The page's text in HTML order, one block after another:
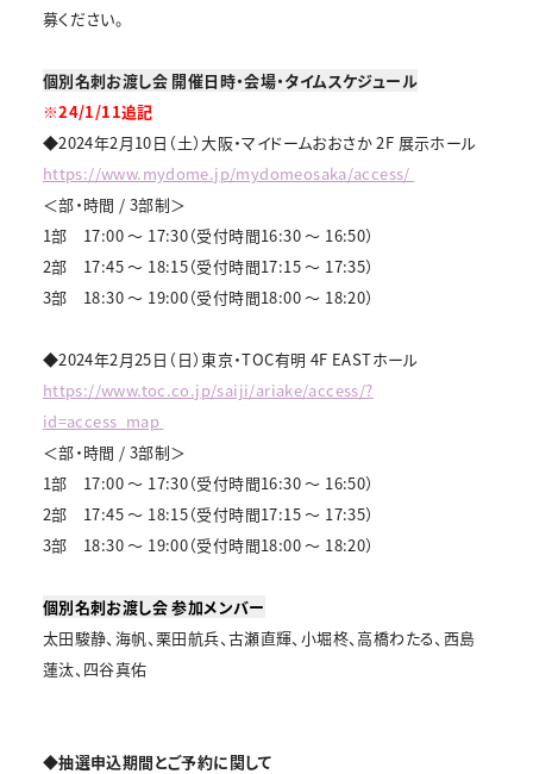
募ください。
個別名刺お渡し会 開催日時・会場・タイムスケジュール
※24/1/11追記
◆2024年2月10日（土）大阪・マイドームおおさか 2F 展示ホール
https://www.mydome.jp/mydomeosaka/access/
＜部・時間 / 3部制＞
1部 17:00 ～ 17:30（受付時間16:30 ～ 16:50）
2部 17:45 ～ 18:15（受付時間17:15 ～ 17:35）
3部 18:30 ～ 19:00（受付時間18:00 ～ 18:20）
◆2024年2月25日（日）東京・TOC有明 4F EASTホール
https://www.toc.co.jp/saiji/ariake/access/?
id=access_map
＜部・時間 / 3部制＞
1部 17:00 ～ 17:30（受付時間16:30 ～ 16:50）
2部 17:45 ～ 18:15（受付時間17:15 ～ 17:35）
3部 18:30 ～ 19:00（受付時間18:00 ～ 18:20）
個別名刺お渡し会 参加メンバー
太田駿静、海帆、栗田航兵、古瀬直輝、小堀柊、高橋わたる、西島
蓮汰、四谷真佑
◆抽選申込期間とご予約に関して